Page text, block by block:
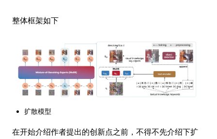
整体框架如下
扩散模型
在开始介绍作者提出的创新点之前，不得不先介绍下扩